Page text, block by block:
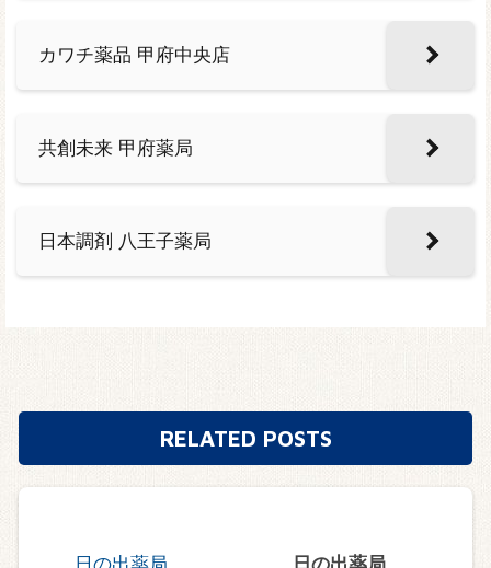
カワチ薬品 甲府中央店
共創未来 甲府薬局
日本調剤 八王子薬局
RELATED POSTS
日の出薬局